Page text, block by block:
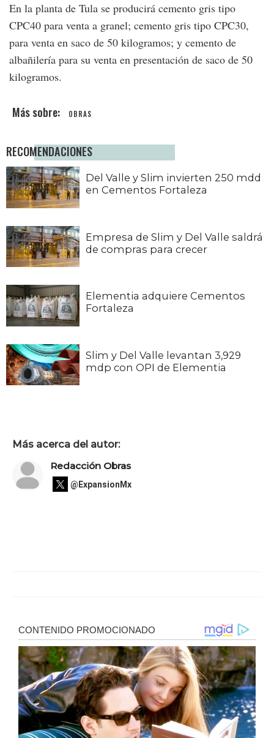
En la planta de Tula se producirá cemento gris tipo
CPC40 para venta a granel; cemento gris tipo CPC30,
para venta en saco de 50 kilogramos; y cemento de
albañilería para su venta en presentación de saco de 50
kilogramos.
OBRAS
RECOMENDACIONES
Del Valle y Slim invierten 250 mdd
en Cementos Fortaleza
Empresa de Slim y Del Valle saldrá
de compras para crecer
Elementia adquiere Cementos
Fortaleza
Slim y Del Valle levantan 3,929
mdp con OPI de Elementia
Más acerca del autor:
Redacción Obras
@ExpansionMx